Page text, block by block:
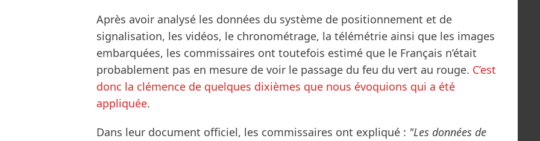
Après avoir analysé les données du système de positionnement et de
signalisation, les vidéos, le chronométrage, la télémétrie ainsi que les images
embarquées, les commissaires ont toutefois estimé que le Français n’était
probablement pas en mesure de voir le passage du feu du vert au rouge. C’est
donc la clémence de quelques dixièmes que nous évoquions qui a été
appliquée.
Dans leur document officiel, les commissaires ont expliqué : "Les données de